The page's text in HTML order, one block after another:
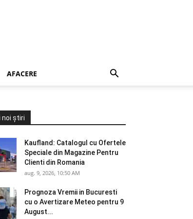
AFACERE
noi știri
Kaufland: Catalogul cu Ofertele
Speciale din Magazine Pentru
Clienti din Romania
aug. 9, 2026, 10:50 AM
Prognoza Vremii in Bucuresti
cu o Avertizare Meteo pentru 9
August...